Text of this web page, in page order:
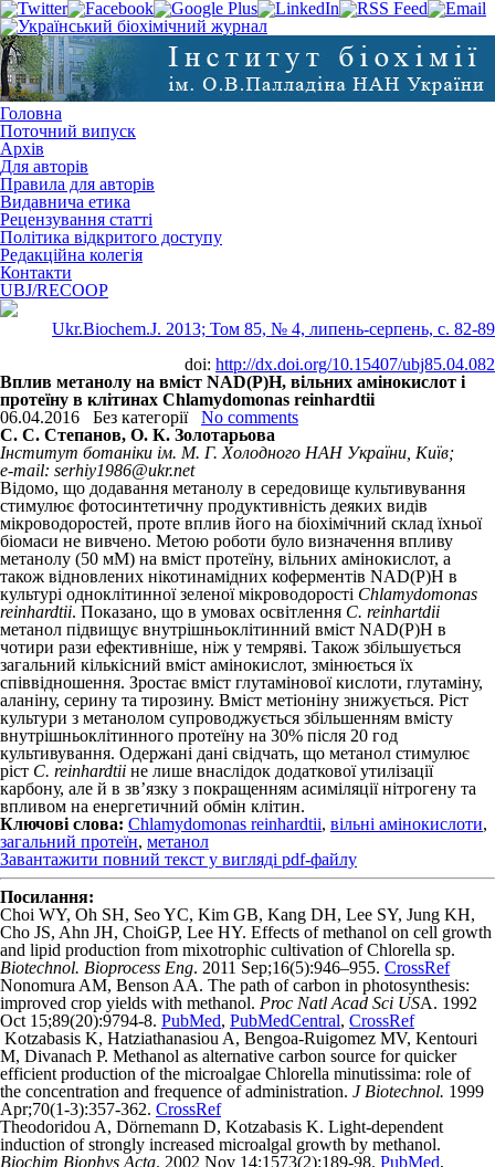
Головна
Поточний випуск
Архів
Для авторів
Правила для авторів
Видавнича етика
Рецензування статті
Політика відкритого доступу
Редакційна колегія
Контакти
UBJ/RECOOP
Ukr.Biochem.J. 2013; Том 85, № 4, липень-серпень, c. 82-89
doi: http://dx.doi.org/10.15407/ubj85.04.082
Вплив метанолу на вміст NAD(P)H, вільних амінокислот і
протеїну в клітинах Chlamydomonas reinhardtii
06.04.2016
Без категорії
No comments
С. С. Степанов, О. К. Золотарьова
Інститут ботаніки ім. М. Г. Холодного НАН України, Київ;
e-mail: serhiy1986@ukr.net
Відомо, що додавання метанолу в середовище культивування
стимулює фотосинтетичну продуктивність деяких видів
мікроводоростей, проте вплив його на біохімічний склад їхньої
біомаси не вивчено. Метою роботи було визначення впливу
метанолу (50 мМ) на вміст протеїну, вільних амінокислот, а
також відновлених нікотинамідних коферментів NAD(P)H в
культурі одноклітинної зеленої мікроводорості Chlamydomonas
reinhardtii. Показано, що в умовах освітлення C. reinhartdii
метанол підвищує внутрішньоклітинний вміст NAD(P)H в
чотири рази ефективніше, ніж у темряві. Також збільшується
загальний кількісний вміст амінокислот, змінюється їх
співвідношення. Зростає вміст глутамінової кислоти, глутаміну,
аланіну, серину та тирозину. Вміст метіоніну знижується. Ріст
культури з метанолом супроводжується збільшенням вмісту
внутрішньоклітинного протеїну на 30% після 20 год
культивування. Одержані дані свідчать, що метанол стимулює
ріст C. reinhardtii не лише внаслідок додаткової утилізації
карбону, але й в зв’язку з покращенням асиміляції нітрогену та
впливом на енергетичний обмін клітин.
Ключові слова: Chlamydomonas reinhardtii, вільні амінокислоти,
загальний протеїн, метанол
Завантажити повний текст у вигляді pdf-файлу
Посилання:
Choi WY, Oh SH, Seo YC, Kim GB, Kang DH, Lee SY, Jung KH,
Cho JS, Ahn JH, ChoiGP, Lee HY. Effects of methanol on cell growth
and lipid production from mixotrophic cultivation of Chlorella sp.
Biotechnol. Bioprocess Eng. 2011 Sep;16(5):946–955. CrossRef
Nonomura AM, Benson AA. The path of carbon in photosynthesis:
improved crop yields with methanol. Proc Natl Acad Sci USA. 1992
Oct 15;89(20):9794-8. PubMed, PubMedCentral, CrossRef
Kotzabasis K, Hatziathanasiou A, Bengoa-Ruigomez MV, Kentouri
M, Divanach P. Methanol as alternative carbon source for quicker
efficient production of the microalgae Chlorella minutissima: role of
the concentration and frequence of administration. J Biotechnol. 1999
Apr;70(1-3):357-362. CrossRef
Theodoridou A, Dörnemann D, Kotzabasis K. Light-dependent
induction of strongly increased microalgal growth by methanol.
Biochim Biophys Acta. 2002 Nov 14;1573(2):189-98. PubMed,